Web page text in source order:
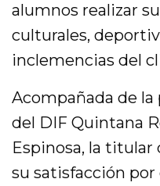
alumnos realizar
culturales,
inclemencias del
Acompañada de
del DIF Quintana
Espinosa, la
su satisfacción por